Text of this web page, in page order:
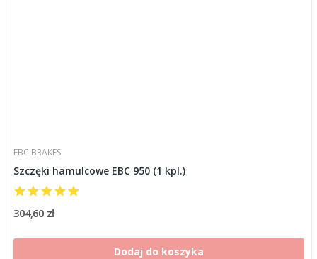
EBC BRAKES
Szczęki hamulcowe EBC 950 (1 kpl.)
304,60 zł
Dodaj do koszyka